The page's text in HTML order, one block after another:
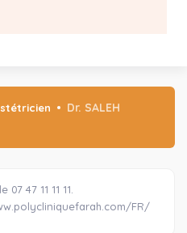
Dr. SALEH
47 11 11 11.
FR/